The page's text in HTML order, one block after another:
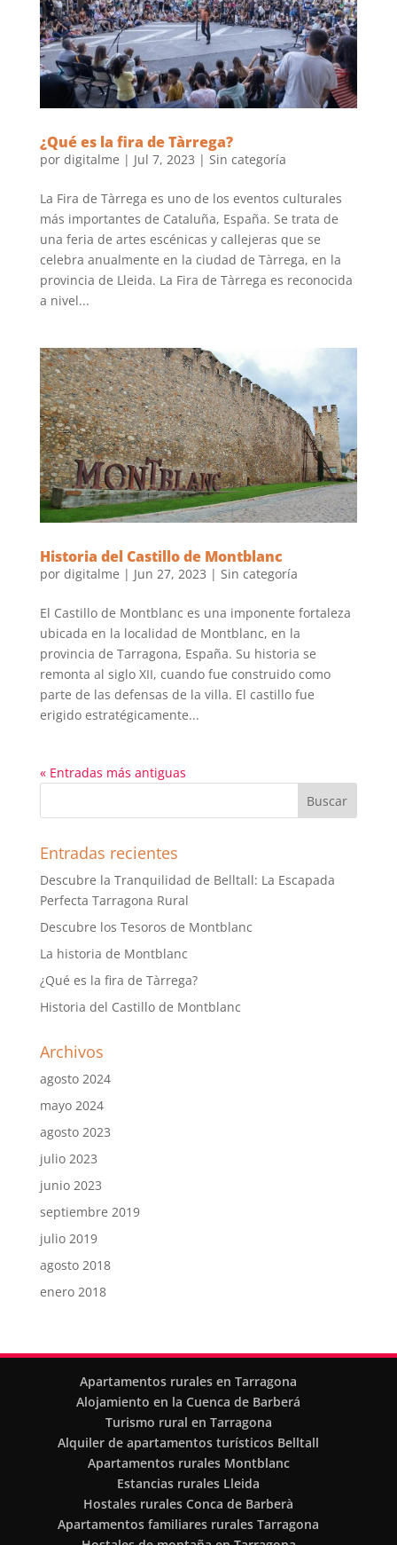
¿Qué es la fira de Tàrrega?
por digitalme | Jul 7, 2023 | Sin categoría
La Fira de Tàrrega es uno de los eventos culturales
más importantes de Cataluña, España. Se trata de
una feria de artes escénicas y callejeras que se
celebra anualmente en la ciudad de Tàrrega, en la
provincia de Lleida. La Fira de Tàrrega es reconocida
a nivel...
Historia del Castillo de Montblanc
por digitalme | Jun 27, 2023 | Sin categoría
El Castillo de Montblanc es una imponente fortaleza
ubicada en la localidad de Montblanc, en la
provincia de Tarragona, España. Su historia se
remonta al siglo XII, cuando fue construido como
parte de las defensas de la villa. El castillo fue
erigido estratégicamente...
« Entradas más antiguas
Entradas recientes
Descubre la Tranquilidad de Belltall: La Escapada
Perfecta Tarragona Rural
Descubre los Tesoros de Montblanc
La historia de Montblanc
¿Qué es la fira de Tàrrega?
Historia del Castillo de Montblanc
Archivos
agosto 2024
mayo 2024
agosto 2023
julio 2023
junio 2023
septiembre 2019
julio 2019
agosto 2018
enero 2018
Apartamentos rurales en Tarragona
Alojamiento en la Cuenca de Barberá
Turismo rural en Tarragona
Alquiler de apartamentos turísticos Belltall
Apartamentos rurales Montblanc
Estancias rurales Lleida
Hostales rurales Conca de Barberà
Apartamentos familiares rurales Tarragona